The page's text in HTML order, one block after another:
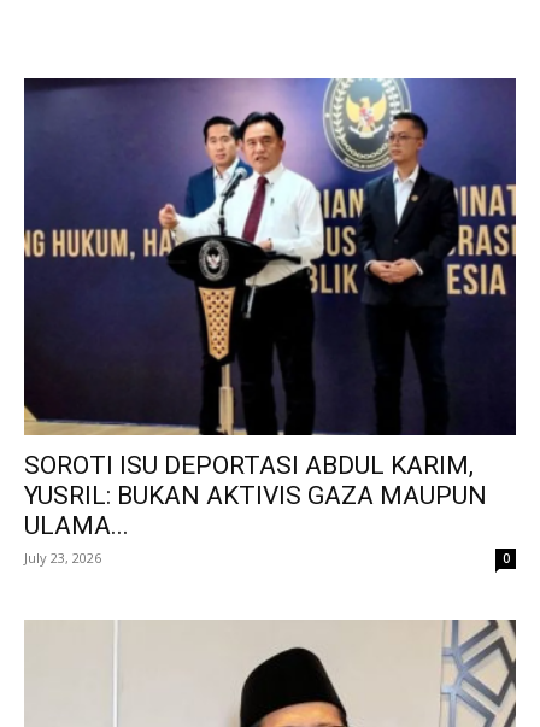
SOROTI ISU DEPORTASI ABDUL KARIM,
YUSRIL: BUKAN AKTIVIS GAZA MAUPUN
ULAMA...
July 23, 2026 0